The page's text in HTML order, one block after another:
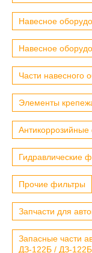
Навесное
Навесное
Части навесного
Элементы
Гидравлические
Прочие фильтры
Запчасти для
Запасные части
ДЗ-122Б / ДЗ-